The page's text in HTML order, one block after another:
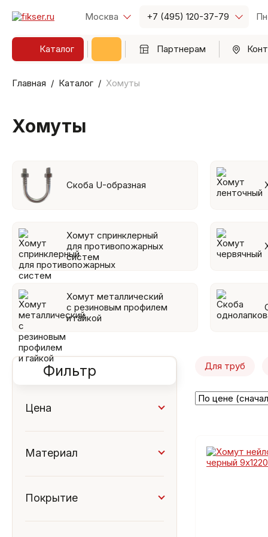
Москва +7 (495) 120-37-79
Каталог Партнерам
Главная Каталог Хомуты
Хомуты
Скоба U-образная
Хомут спринклерный
для противопожарных
систем
Хомут металлический
с резиновым профилем
и гайкой
Фильтр
Цена
Материал
нержавеющая сталь
нейлон
оцинкованная или
Покрытие
гальваническое
Для труб